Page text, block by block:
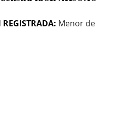
Menor de